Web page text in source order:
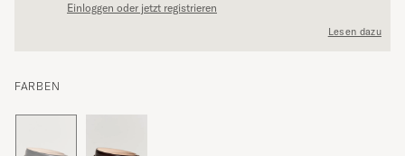
Einloggen oder jetzt registrieren
Lesen dazu
FARBEN